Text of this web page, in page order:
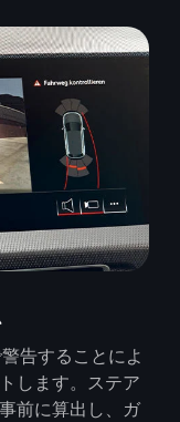
告することによ
します。ステア
前に算出し、ガ